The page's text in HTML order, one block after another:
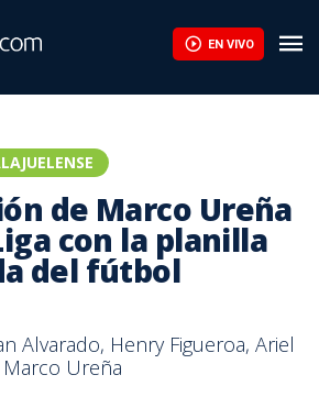
EN VIVO
de Marco Ureña
con la planilla
del fútbol
Alvarado, Henry Figueroa, Ariel
Marco Ureña